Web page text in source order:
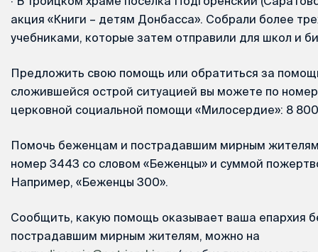
акция «Книги – детям Донбасса». Собрали более
учебниками, которые затем отправили для школ и
Предложить свою помощь или обратиться за
сложившейся острой ситуацией вы можете по
церковной социальной помощи «Милосердие»: 8
Помочь беженцам и пострадавшим мирным
номер 3443 со словом «Беженцы» и суммой
Например, «Беженцы 300».
Сообщить, какую помощь оказывает ваша епархия
пострадавшим мирным жителям, можно на